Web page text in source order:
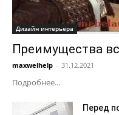
Дизайн интерьера
Преимущества
maxwelhelp - 31.12.2021
Подробнее...
Перед